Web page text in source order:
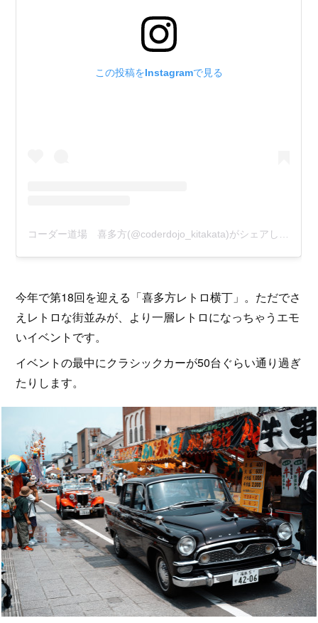
今年で第18回を迎える「喜多方レトロ横丁」。ただでさ
えレトロな街並みが、より一層レトロになっちゃうエモ
いイベントです。
イベントの最中にクラシックカーが50台ぐらい通り過ぎ
たりします。